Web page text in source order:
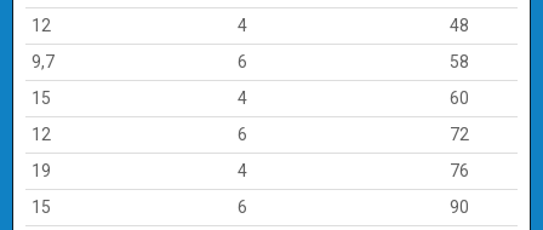
12
4
48
9,7
6
58
15
4
60
12
6
72
19
4
76
15
6
90